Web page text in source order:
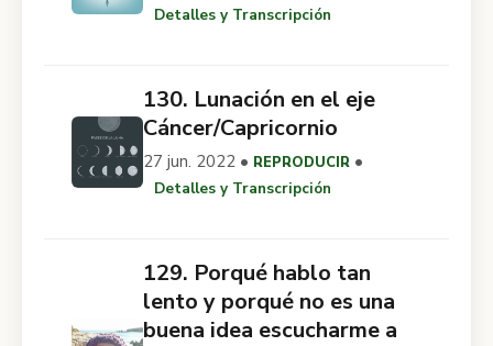
Detalles y Transcripción
130. Lunación en el eje
Cáncer/Capricornio
27 jun. 2022 • REPRODUCIR •
Detalles y Transcripción
129. Porqué hablo tan
lento y porqué no es una
buena idea escucharme a